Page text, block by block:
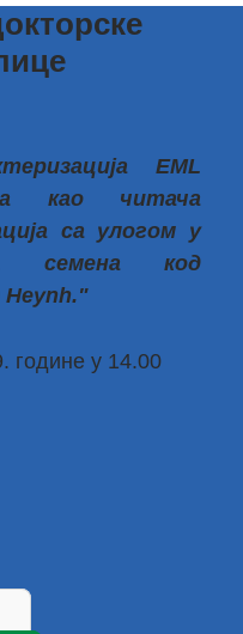
EML
као читача
са улогом у
семена код
Heynh."
године у 14.00